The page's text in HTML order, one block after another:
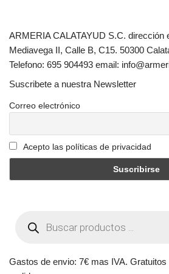
ARMERIA CALATAYUD S.C. dirección
Mediavega II, Calle B, C15. 50300
Telefono: 695 904493 email:
Suscribete a nuestra Newsletter
Correo electrónico
Acepto las políticas de privacidad
Gastos de envio: 7€ mas IVA. Gratuitos